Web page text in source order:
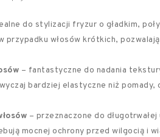
do stylizacji fryzur o gładkim,
przypadku włosów krótkich,
– fantastyczne do nadania
bardziej elastyczne niż
– przeznaczone do
mocnej ochrony przed wilgocią i